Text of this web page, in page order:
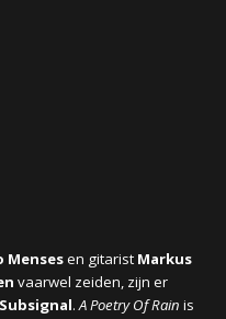
Mensesen gitarist Markus
vaarwel zeiden, zijn er
Subsignal.A Poetry Of Rain is